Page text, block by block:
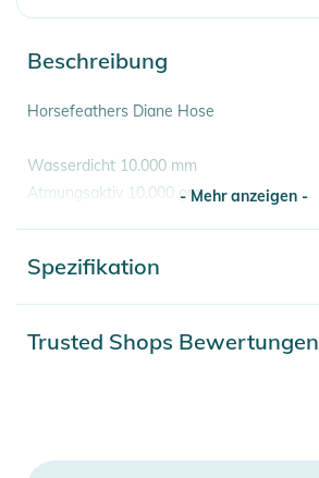
Beschreibung
Horsefeathers Diane Hose
Wasserdicht 10.000 mm
Atmungsaktiv 10.000 gm
- UltraTech 10/10
- 100% Polyester
- Äußere C6 DWR-Behandlung
FUTTER: 100% Nylon-Taft
- Mehr anzeigen -
Spezifikation
Trusted Shops Bewertungen